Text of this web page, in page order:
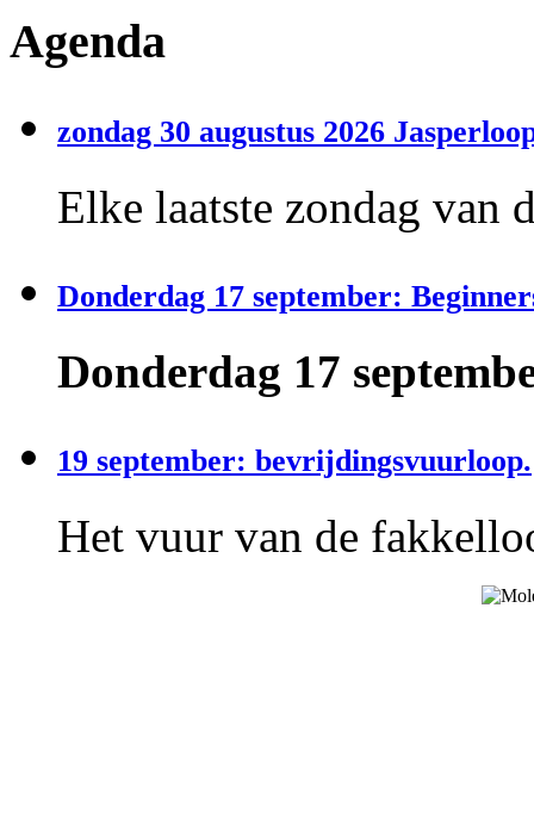
Agenda
zondag 30 augustus 2026
Elke laatste zondag van
Donderdag 17 september:
Donderdag 17
19 september: bevrijdingsvuurloop.
Het vuur van de